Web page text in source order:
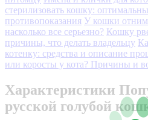
стерилизовать кошку:
противопоказания У кошки
насколько все серьезно? Кошку
причины, что делать владельцу
котенку: средства и описание
или коросты у кота? Причины и
Характеристики
русской голубой